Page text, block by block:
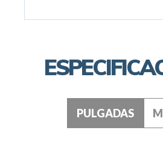
PULGADAS